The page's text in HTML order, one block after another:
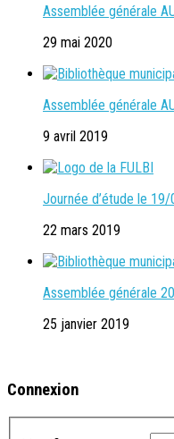
Assemblée générale
29 mai 2020
Assemblée générale
9 avril 2019
Journée d’étude le
22 mars 2019
Assemblée générale
25 janvier 2019
Connexion